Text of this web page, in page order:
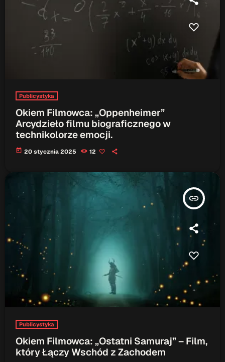
Publicystyka
Okiem Filmowca: „Oppenheimer”
Arcydzieło filmu biograficznego w
technikolorze emocji.
today 20 stycznia 2025 12
insert_link
Publicystyka
Okiem Filmowca: „Ostatni Samuraj” – Film,
który Łączy Wschód z Zachodem